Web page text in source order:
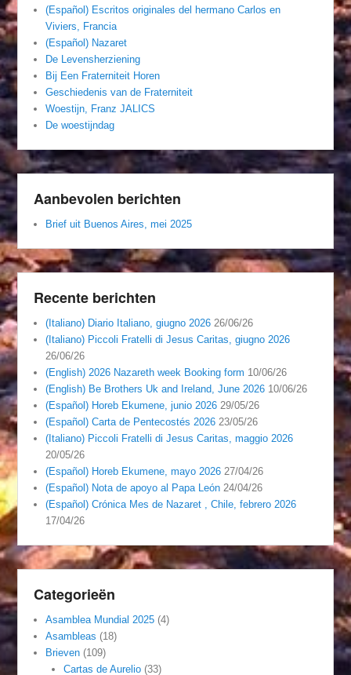
(Español) Escritos originales del hermano Carlos en
Viviers, Francia
(Español) Nazaret
De Levensherziening
Bij Een Fraterniteit Horen
Geschiedenis van de Fraterniteit
Woestijn, Franz JALICS
De woestijndag
Aanbevolen berichten
Brief uit Buenos Aires, mei 2025
Recente berichten
(Italiano) Diario Italiano, giugno 2026 26/06/26
(Italiano) Piccoli Fratelli di Jesus Caritas, giugno 2026
26/06/26
(English) 2026 Nazareth week Booking form 10/06/26
(English) Be Brothers Uk and Ireland, June 2026 10/06/26
(Español) Horeb Ekumene, junio 2026 29/05/26
(Español) Carta de Pentecostés 2026 23/05/26
(Italiano) Piccoli Fratelli di Jesus Caritas, maggio 2026
20/05/26
(Español) Horeb Ekumene, mayo 2026 27/04/26
(Español) Nota de apoyo al Papa León 24/04/26
(Español) Crónica Mes de Nazaret , Chile, febrero 2026
17/04/26
Categorieën
Asamblea Mundial 2025 (4)
Asambleas (18)
Brieven (109)
Cartas de Aurelio(33)